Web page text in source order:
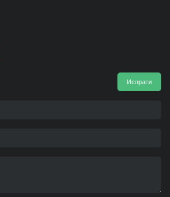
Испрати